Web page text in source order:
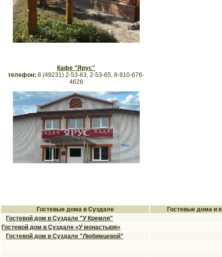
Кафе "Ярус"
телефон: 8 (49231) 2-53-63, 2-53-65, 8-910-676-
4626
Гостевые дома в Суздале
Гостевые дома и
Гостевой дом в Суздале "У Кремля"
Гостевой дом в Суздале «У монастыря»
Гостевой дом в Суздале "Любимцевой"